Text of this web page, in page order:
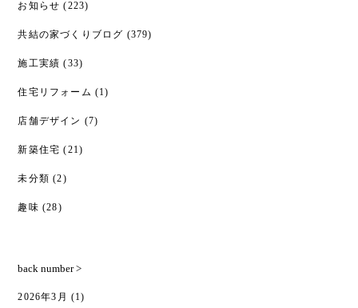
お知らせ (223)
共結の家づくりブログ (379)
施工実績 (33)
住宅リフォーム (1)
店舗デザイン (7)
新築住宅 (21)
未分類 (2)
趣味 (28)
back number >
2026年3月 (1)